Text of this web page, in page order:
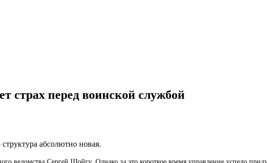
страх перед воинской службой
абсолютно новая.